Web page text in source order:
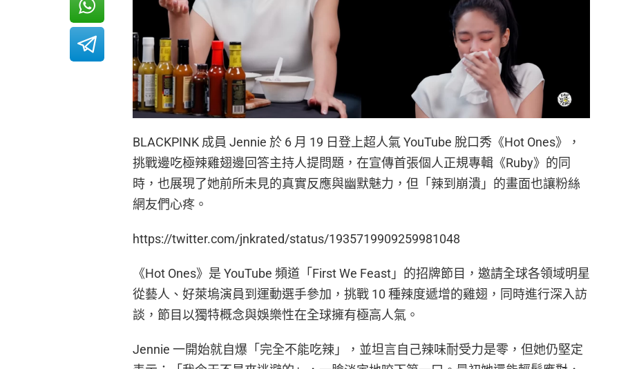
BLACKPINK 成員 Jennie 於 6 月 19 日登上超人氣 YouTube 脫口秀《Hot Ones》，
挑戰邊吃極辣雞翅邊回答主持人提問題，在宣傳首張個人正規專輯《Ruby》的同
時，也展現了她前所未見的真實反應與幽默魅力，但「辣到崩潰」的畫面也讓粉絲
網友們心疼。
https://twitter.com/jnkrated/status/1935719909259981048
《Hot Ones》是 YouTube 頻道「First We Feast」的招牌節目，邀請全球各領域明星
從藝人、好萊塢演員到運動選手參加，挑戰 10 種辣度遞增的雞翅，同時進行深入訪
談，節目以獨特概念與娛樂性在全球擁有極高人氣。
Jennie 一開始就自爆「完全不能吃辣」，並坦言自己辣味耐受力是零，但她仍堅定